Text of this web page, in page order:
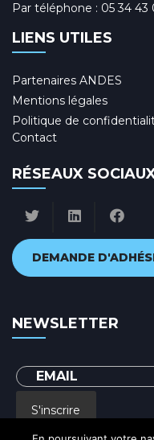
Par téléphone : 05 34 43
LIENS UTILES
Partenaires ANDES
Mentions légales
Politique de
Contact
RÉSEAUX
DEMANDE
NEWSLETTER
S'inscrire